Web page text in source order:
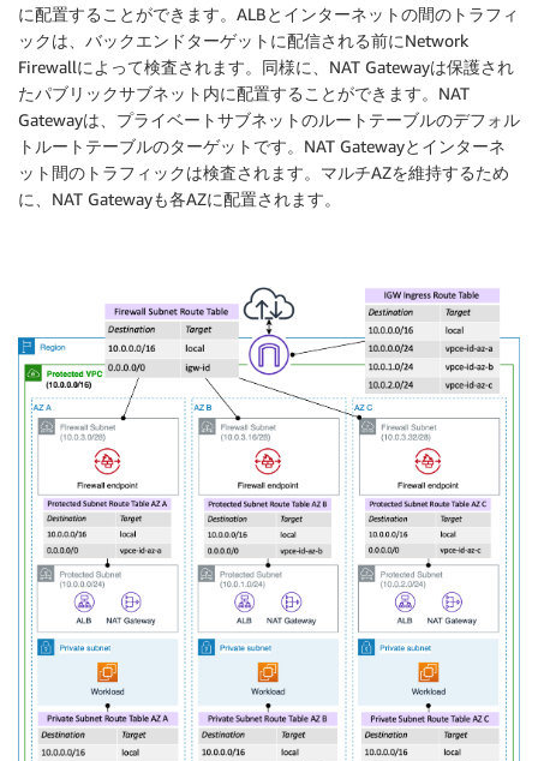
に配置することができます。ALBとインターネットの間のトラフィ
ックは、バックエンドターゲットに配信される前にNetwork
Firewallによって検査されます。同様に、NAT Gatewayは保護され
たパブリックサブネット内に配置することができます。NAT
Gatewayは、プライベートサブネットのルートテーブルのデフォル
トルートテーブルのターゲットです。NAT Gatewayとインターネ
ット間のトラフィックは検査されます。マルチAZを維持するため
に、NAT Gatewayも各AZに配置されます。